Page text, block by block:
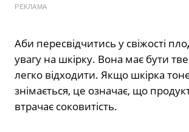
РЕКЛАМА
Аби пересвідчитись у свіжості
увагу на шкірку. Вона має бути
легко відходити. Якщо шкірка
знімається, це означає, що
втрачає соковитість.